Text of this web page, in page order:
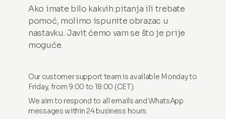
Ako imate bilo kakvih pitanja ili trebate
pomoć, molimo ispunite obrazac u
nastavku. Javit ćemo vam se što je prije
moguće.
Our customer support team is available Monday to
Friday, from 9:00 to 18:00 (CET).
We aim to respond to all emails and WhatsApp
messages within 24 business hours.